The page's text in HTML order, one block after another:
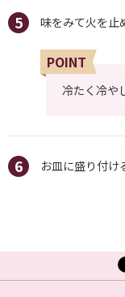
味をみて火を止
POINT
冷たく冷や
お皿に盛り付け